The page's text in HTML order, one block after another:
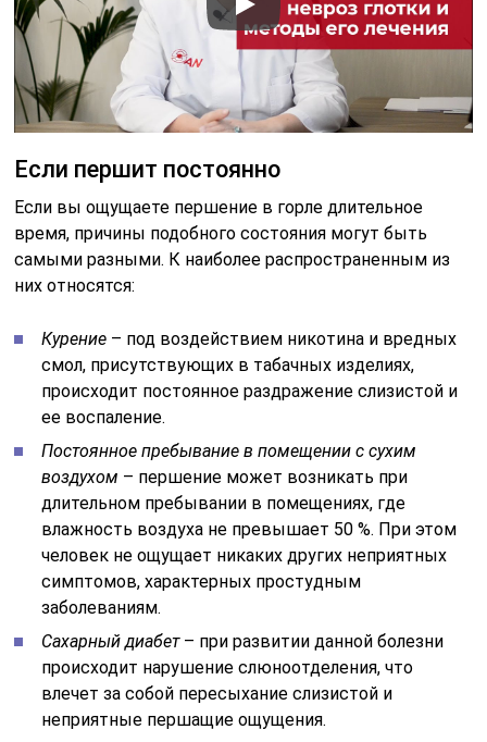
Если першит постоянно
Если вы ощущаете першение в горле длительное
время, причины подобного состояния могут быть
самыми разными. К наиболее распространенным из
них относятся:
Курение – под воздействием никотина и вредных
смол, присутствующих в табачных изделиях,
происходит постоянное раздражение слизистой и
ее воспаление.
Постоянное пребывание в помещении с сухим
воздухом – першение может возникать при
длительном пребывании в помещениях, где
влажность воздуха не превышает 50 %. При этом
человек не ощущает никаких других неприятных
симптомов, характерных простудным
заболеваниям.
Сахарный диабет– при развитии данной болезни
происходит нарушение слюноотделения, что
влечет за собой пересыхание слизистой и
неприятные першащие ощущения.